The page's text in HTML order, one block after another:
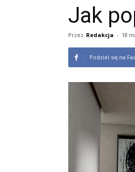
Jak
Przez Redakcja - 18
Podziel się na